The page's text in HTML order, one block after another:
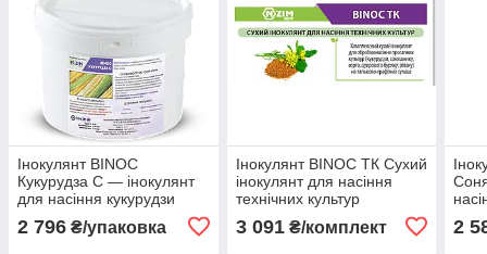
Інокулянт BINOC
Кукурудза С — інокулянт
для насіння кукурудзи
2 796 ₴/упаковка
Інокулянт BINOC ТК Сухий
інокулянт для насіння
технічних культур
3 091₴/комплект 2